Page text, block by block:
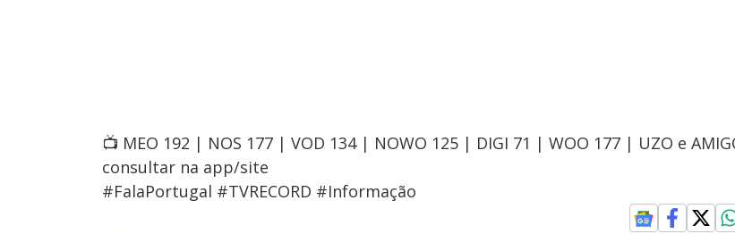
📺 MEO 192 | NOS 177 | VOD 134 | NOWO 125 | DIGI 71 | WOO 177 | UZO e
consultar na app/site
#FalaPortugal #TVRECORD #Informação